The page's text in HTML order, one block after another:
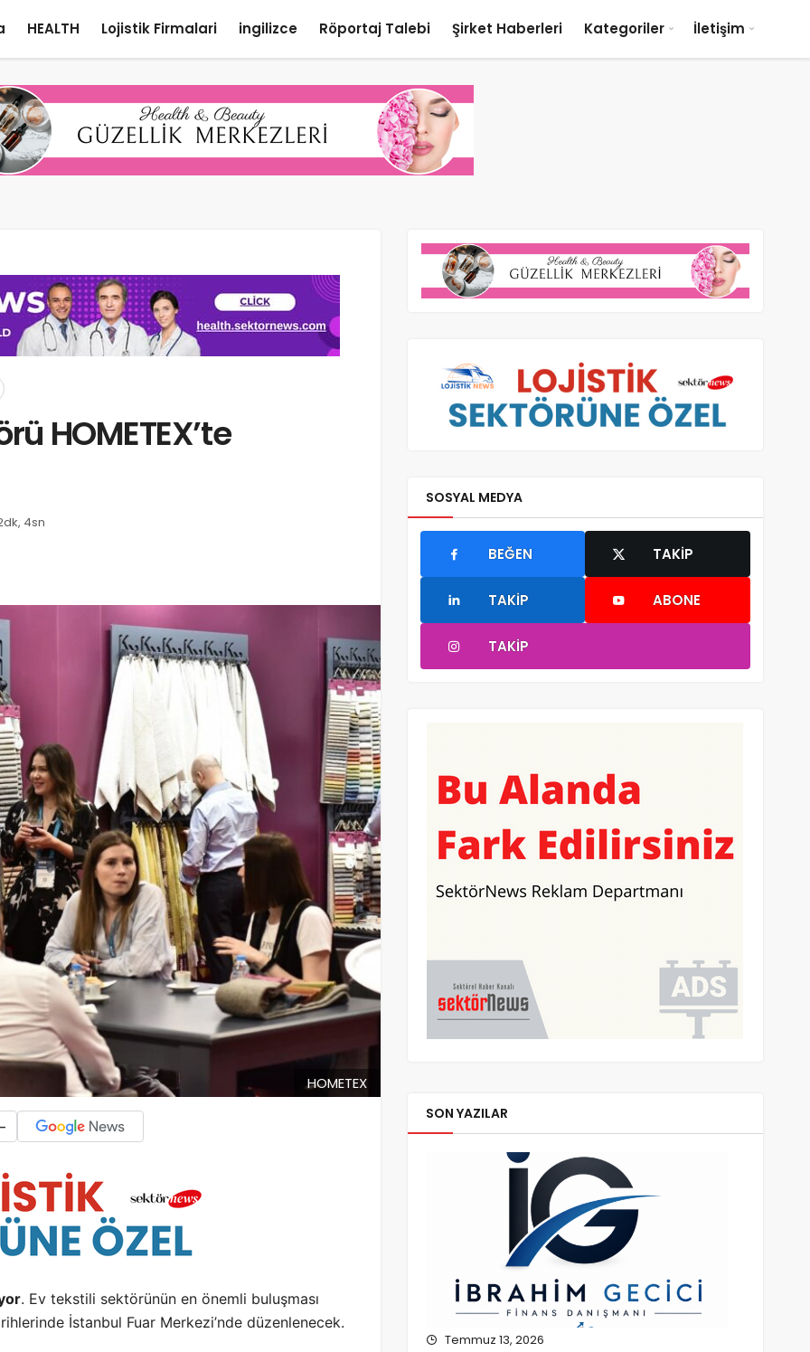
HEALTH Lojistik Firmalari ingilizce Röportaj Talebi Şirket Haberleri Kategoriler İletişim
HOMETEX’te
4sn
HOMETEX
. Ev tekstili sektörünün en önemli buluşması
İstanbul Fuar Merkezi’nde düzenlenecek.
SOSYAL MEDYA
BEĞEN TAKIP
TAKIP ABONE
TAKIP
SON YAZILAR
Temmuz 13, 2026